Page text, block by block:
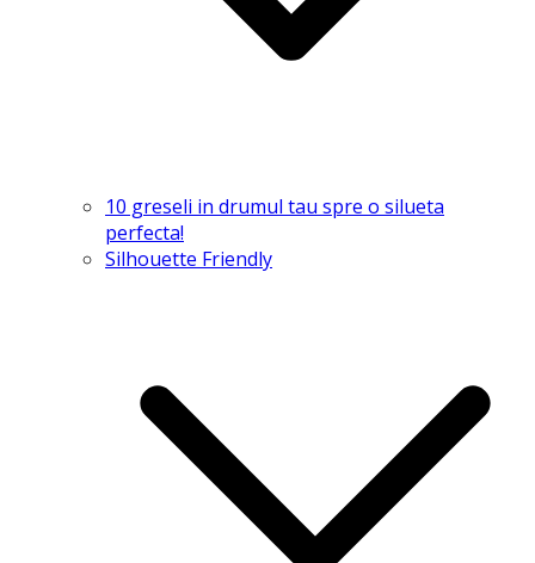
10 greseli in drumul tau spre o silueta
perfecta!
Silhouette Friendly